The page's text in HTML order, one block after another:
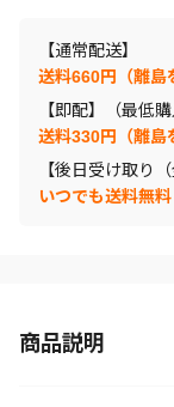
【通常配送】
送料660円（離島
【即配】（最低
送料330円（離島
【後日受け取り（
いつでも送料無料
商品説明